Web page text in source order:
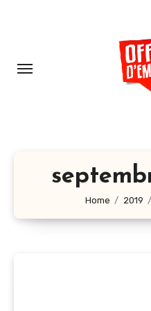
principal
Home 2019